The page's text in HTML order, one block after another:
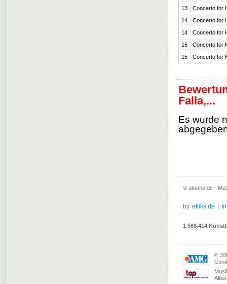
13
Concerto for
14
Concerto for
14
Concerto for
15
Concerto for
15
Concerto for
Falla,...
Es wurde
© akuma.de -
by effiks.de
1.568.414
©